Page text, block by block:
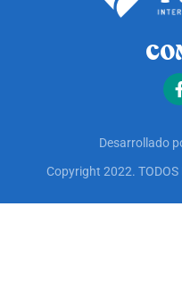
Desarrollado
Copyright 2022. TODOS